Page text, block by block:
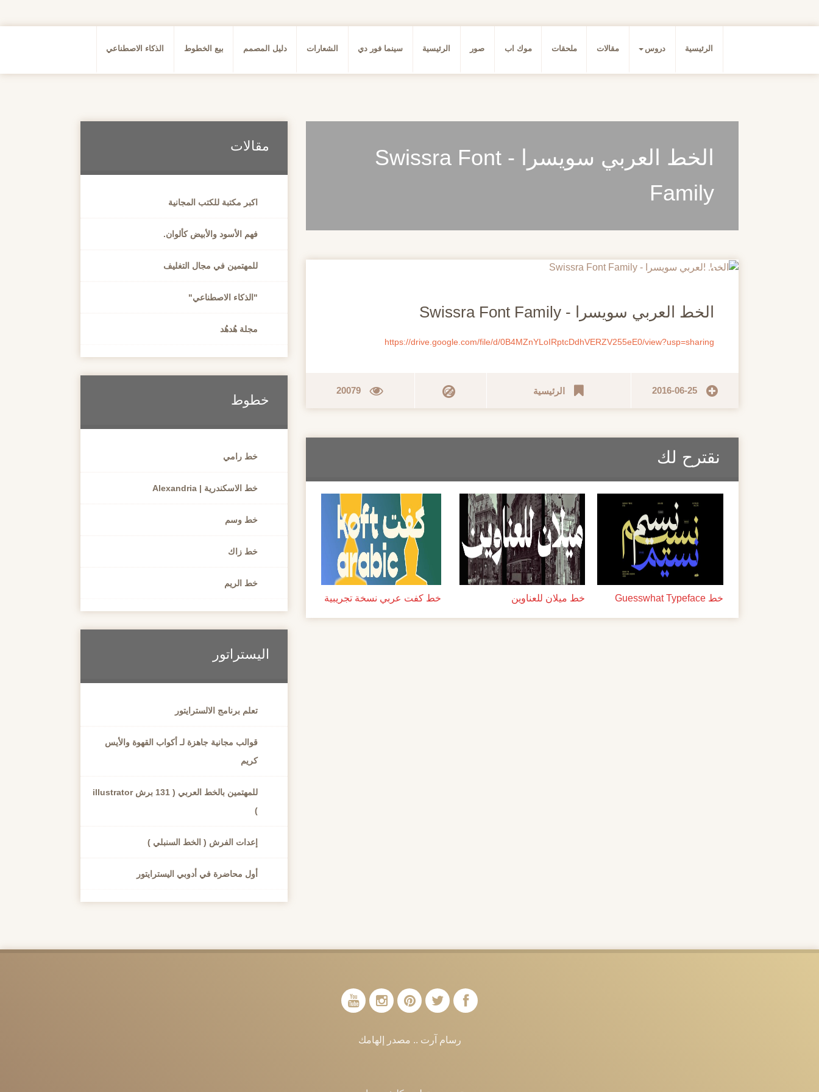
الرئيسية دروس مقالات ملحقات موك اب صور الرئيسية سينما فور دي الشعارات دليل المصمم بيع الخطوط الذكاء الاصطناعي
الخط العربي سويسرا - Swissra Font
Family
20
الخط العربي سويسرا - Swissra Font Family
https://drive.google.com/file/d/0B4MZnYLoIRptcDdhVERZV255eE0/view?usp=sharing
2016-06-25 الرئيسية 20079
نقترح لك
خط Guesswhat Typeface خط ميلان للعناوين خط كفت عربي نسخة تجريبية
مقالات
اكبر مكتبة للكتب المجانية
فهم الأسود والأبيض كألوان.
للمهتمين في مجال التغليف
"الذكاء الاصطناعي"
مجلة هُدهُد
خطوط
خط رامي
خط الاسكندرية | Alexandria
خط وسم
خط زاك
خط الريم
اليستراتور
تعلم برنامج الالسترايتور
قوالب مجانية جاهزة لـ أكواب القهوة والأيس
كريم
للمهتمين بالخط العربي ( 131 برش illustrator
)
إعدات الفرش ( الخط السنبلي )
أول محاضرة في أدوبي اليسترايتور
رسام آرت .. مصدر إلهامك